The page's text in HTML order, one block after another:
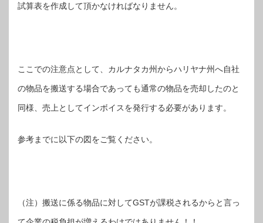
試算表を作成して頂かなければなりません。
ここでの注意点として、カルナタカ州からハリヤナ州へ自社
の物品を搬送する場合であっても通常の物品を売却したのと
同様、売上としてインボイスを発行する必要があります。
参考までに以下の図をご覧ください。
（注）搬送に係る物品に対してGSTが課税されるからと言っ